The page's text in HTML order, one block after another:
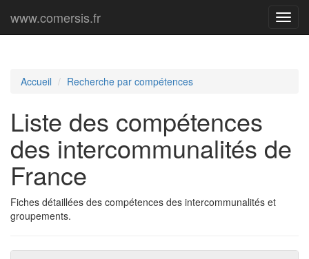
Menu
www.comersis.fr
Accueil Recherche par compétences
Liste des compétences
des intercommunalités de
France
Fiches détaillées des compétences des intercommunalités et
groupements.